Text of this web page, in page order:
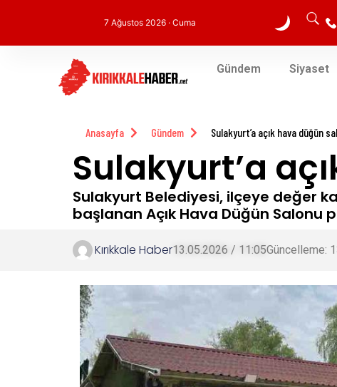
7 Ağustos 2026 · Cuma
Gündem Siyaset
Anasayfa Gündem Sulakyurt’a açık hava düğün
Sulakyurt’a
Sulakyurt Belediyesi, ilçeye değer
başlanan Açık Hava Düğün Salonu
Kırıkkale Haber13.05.2026 / 11:05Güncelleme: